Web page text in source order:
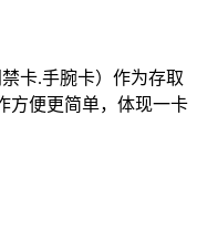
卡.手腕卡）作为存取
方便更简单，体现一卡